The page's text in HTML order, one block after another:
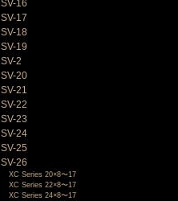
SV-16
SV-17
SV-18
SV-19
SV-2
SV-20
SV-21
SV-22
SV-23
SV-24
SV-25
SV-26
XC Series 20×8〜17
XC Series 22×8〜17
XC Series 24×8〜17